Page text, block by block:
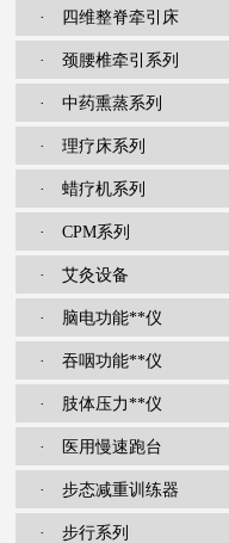
· 四维整脊牵引床
· 颈腰椎牵引系列
· 中药熏蒸系列
· 理疗床系列
· 蜡疗机系列
· CPM系列
· 艾灸设备
· 脑电功能**仪
· 吞咽功能**仪
· 肢体压力**仪
· 医用慢速跑台
· 步态减重训练器
· 步行系列